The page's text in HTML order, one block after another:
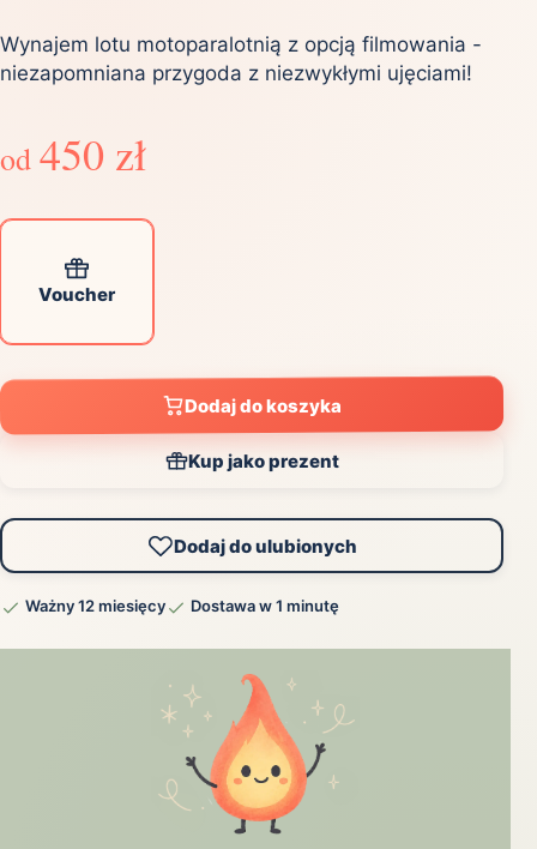
Wynajem lotu motoparalotnią z opcją filmowania -
niezapomniana przygoda z niezwykłymi ujęciami!
od 450 zł
Voucher
Dodaj do koszyka
Kup jako prezent
Dodaj do ulubionych
Ważny 12 miesięcy Dostawa w 1 minutę